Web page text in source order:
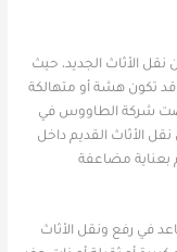
نقل الأثاث الجديد، حيث
قد تكون هشة أو متهالكة
شركة الطاووس في
الأثاث القديم داخل
بعناية مضاعفة
في رفع ونقل الأثاث